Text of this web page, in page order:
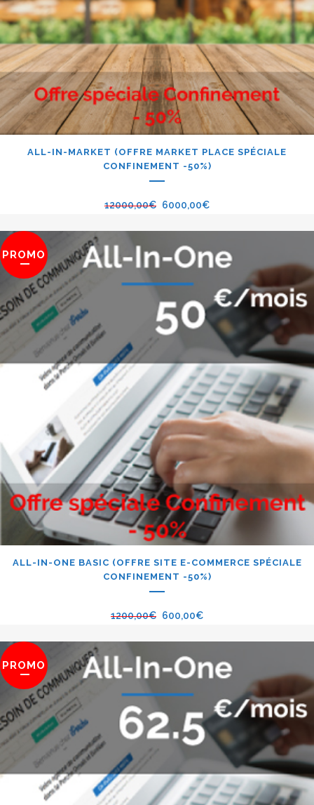
ALL-IN-MARKET (OFFRE MARKET PLACE SPÉCIALE
CONFINEMENT -50%)
12000,00€ 6000,00€
PROMO
ALL-IN-ONE BASIC (OFFRE SITE E-COMMERCE SPÉCIALE
CONFINEMENT -50%)
1200,00€ 600,00€
PROMO